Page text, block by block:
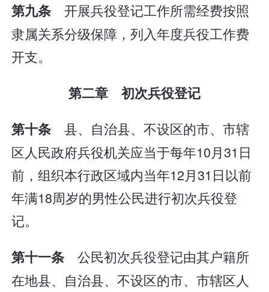
第九条开展兵役登记工作所需经费按照
隶属关系分级保障，列入年度兵役工作费
开支。
第二章 初次兵役登记
第十条县、自治县、不设区的市、市辖
区人民政府兵役机关应当于每年10月31日
前，组织本行政区域内当年12月31日以前
年满18周岁的男性公民进行初次兵役登
记。
第十一条公民初次兵役登记由其户籍所
在地县、自治县、不设区的市、市辖区人